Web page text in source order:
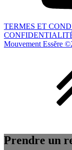
TERMES ET
Mouvement Essĕre ©
Prendre un